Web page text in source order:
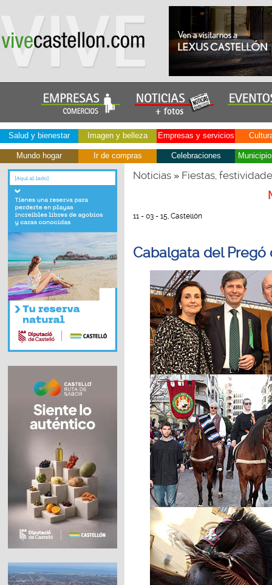
Salud y bienestar Imagen y belleza Empresas y servicios
Mundo hogar Ir de compras Celebraciones
Noticias» Fiestas,
11 - 03 - 15, Castellón
Cabalgata del Pregó